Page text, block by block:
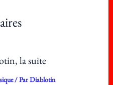
la suite
/ ParDiablotin